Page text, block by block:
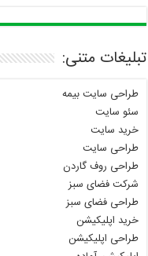
تبلیغات متنی:
طراحی سایت بیمه
سئو سایت
خرید سایت
طراحی سایت
طراحی روف گاردن
شرکت فضای سبز
طراحی فضای سبز
خرید اپلیکیشن
طراحی اپلیکیشن